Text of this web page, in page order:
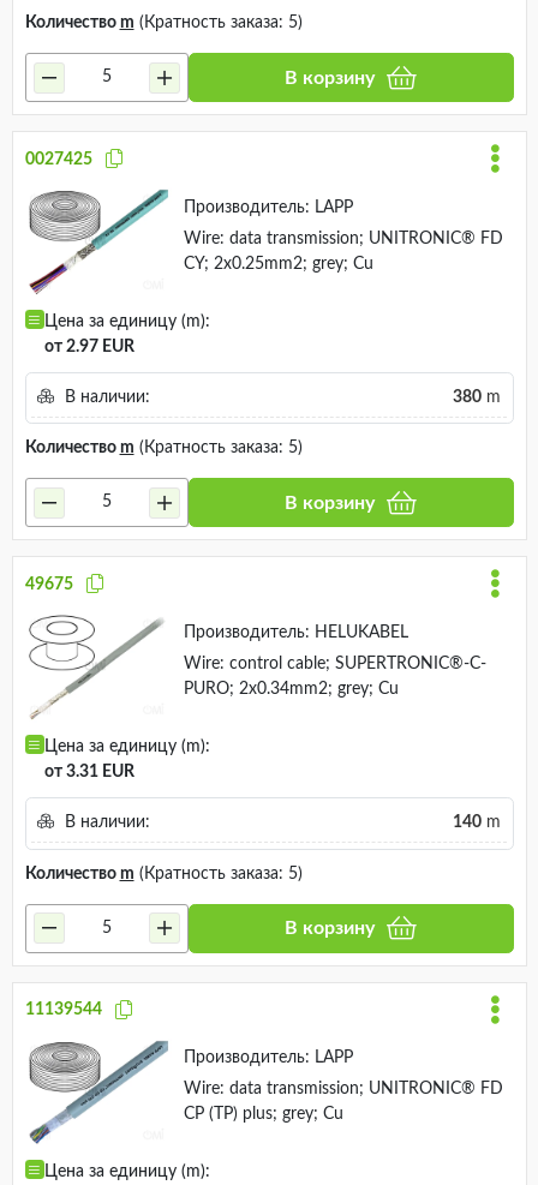
Количество m (Кратность заказа: 5)
В корзину
0027425
Производитель: LAPP
Wire: data transmission; UNITRONIC® FD
CY; 2x0.25mm2; grey; Cu
Цена за единицу (m):
от 2.97 EUR
В наличии: 380m
Количество m (Кратность заказа: 5)
В корзину
49675
Производитель: HELUKABEL
Wire: control cable; SUPERTRONIC®-C-
PURO; 2x0.34mm2; grey; Cu
Цена за единицу (m):
от 3.31 EUR
В наличии: 140m
Количество m (Кратность заказа: 5)
В корзину
11139544
Производитель: LAPP
Wire: data transmission; UNITRONIC® FD
CP (TP) plus; grey; Cu
Цена за единицу (m):